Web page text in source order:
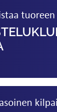
tuoreen